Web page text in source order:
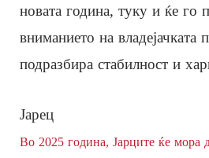
новата година, туку и ќе го
вниманието на владејачката
подразбира стабилност и
Јарец
Во 2025 година, Јарците ќе мора